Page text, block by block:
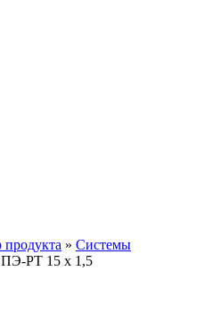
продукта » Системы
ПЭ-РТ 15 х 1,5